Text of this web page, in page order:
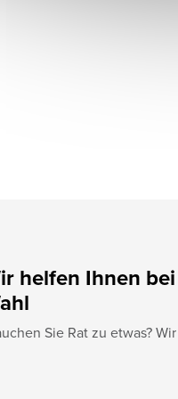
helfen Ihnen
Sie Rat zu etwas?